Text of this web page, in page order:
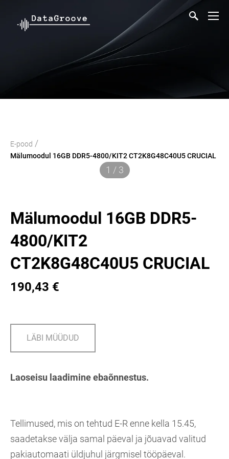
E-pood /
Mälumoodul 16GB DDR5-4800/KIT2 CT2K8G48C40U5 CRUCIAL
1 / 3
Mälumoodul 16GB DDR5-
4800/KIT2
CT2K8G48C40U5 CRUCIAL
190,43 €
LÄBI MÜÜDUD
Laoseisu laadimine ebaõnnestus.
Tellimused, mis on tehtud E-R enne kella 15.45,
saadetakse välja samal päeval ja jõuavad valitud
pakiautomaati üldjuhul järgmisel tööpäeval.